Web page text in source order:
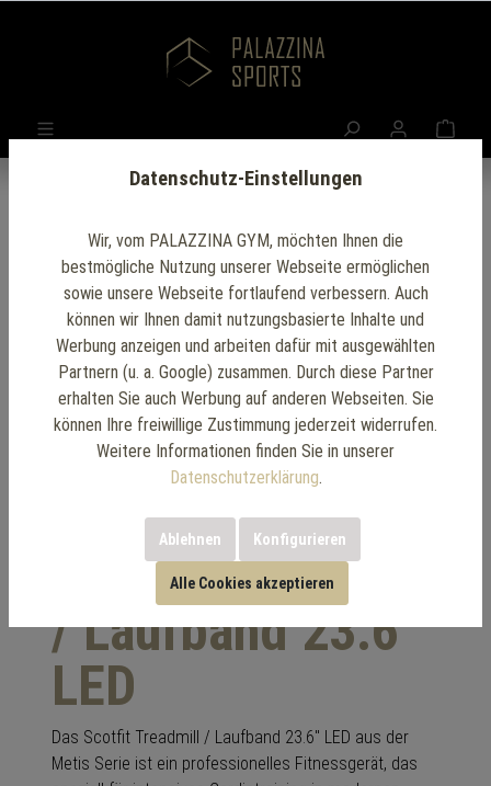
Scotfit Treadmill
/ Laufband 23.6"
LED
Das Scotfit Treadmill / Laufband 23.6" LED aus der
Metis Serie ist ein professionelles Fitnessgerät, das
Datenschutz-Einstellungen
Wir, vom PALAZZINA GYM, möchten Ihnen die
bestmögliche Nutzung unserer Webseite ermöglichen
sowie unsere Webseite fortlaufend verbessern. Auch
können wir Ihnen damit nutzungsbasierte Inhalte und
Werbung anzeigen und arbeiten dafür mit ausgewählten
Partnern (u. a. Google) zusammen. Durch diese Partner
erhalten Sie auch Werbung auf anderen Webseiten. Sie
können Ihre freiwillige Zustimmung jederzeit widerrufen.
Weitere Informationen finden Sie in unserer
Datenschutzerklärung.
Ablehnen Konfigurieren
Alle Cookies akzeptieren